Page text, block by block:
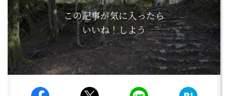
この記事が気に入ったら
いいね！しよう